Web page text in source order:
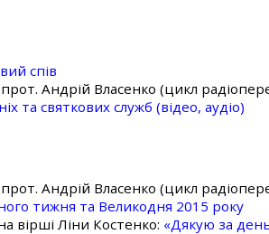
спів
Андрій Власенко (цикл
та святкових служб (відео, аудіо)
Андрій Власенко (цикл
тижня та Великодня 2015 року
вірші Ліни Костенко: «Дякую за